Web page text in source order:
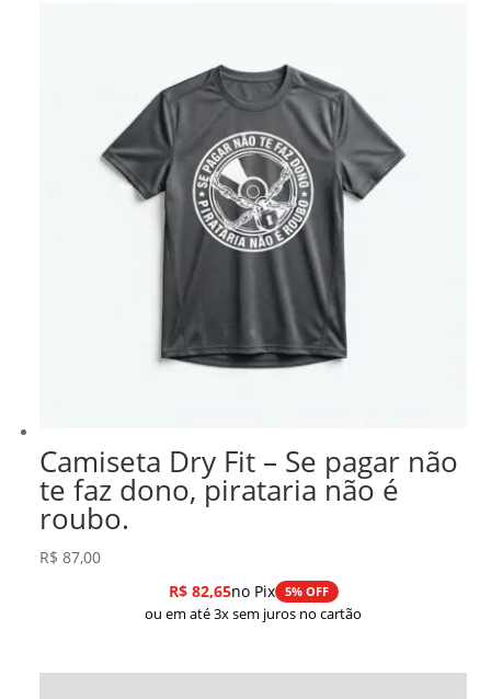
Camiseta Dry Fit – Se pagar não
te faz dono, pirataria não é
roubo.
R$ 87,00
R$82,65no Pix 5% OFF
ou em até 3x sem juros no cartão